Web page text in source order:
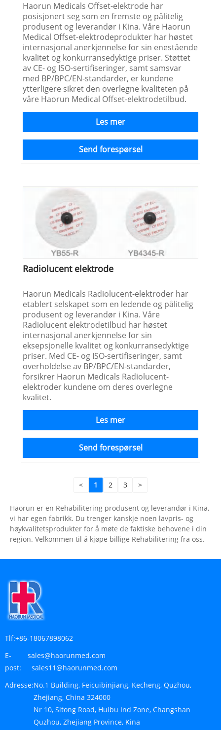
Haorun Medicals Offset-elektrode har
posisjonert seg som en fremste og pålitelig
produsent og leverandør i Kina. Våre Haorun
Medical Offset-elektrodeprodukter har høstet
internasjonal anerkjennelse for sin enestående
kvalitet og konkurransedyktige priser. Støttet
av CE- og ISO-sertifiseringer, samt samsvar
med BP/BPC/EN-standarder, er kundene
ytterligere sikret den overlegne kvaliteten på
våre Haorun Medical Offset-elektrodetilbud.
Les mer
Send forespørsel
Radiolucent elektrode
Haorun Medicals Radiolucent-elektroder har
etablert selskapet som en ledende og pålitelig
produsent og leverandør i Kina. Våre
Radiolucent elektrodetilbud har høstet
internasjonal anerkjennelse for sin
eksepsjonelle kvalitet og konkurransedyktige
priser. Med CE- og ISO-sertifiseringer, samt
overholdelse av BP/BPC/EN-standarder,
forsikrer Haorun Medicals Radiolucent-
elektroder kundene om deres overlegne
kvalitet.
Les mer
Send forespørsel
< 1 2 3 >
Haorun er en Rehabilitering produsent og leverandør i Kina,
vi har egen fabrikk. Du trenger kanskje noen lavpris- og
høykvalitetsprodukter for å møte de faktiske behovene i din
region. Velkommen til å kjøpe billige Rehabilitering fra oss.
Tlf:+86-18067898062
E-
post:
sales@haorunmed.com
sales11@haorunmed.com
Adresse:No.1 Building, Feicuibinjiang, Kecheng, Quzhou,
Zhejiang, China 324000
Nr 10, Sitong Road, Huibu Ind Zone, Changshan
Quzhou, Zhejiang Province, Kina